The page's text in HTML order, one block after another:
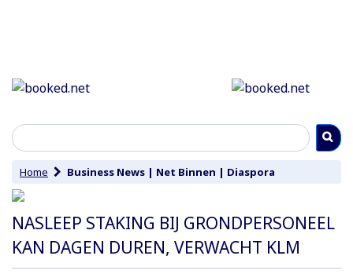
Home Business News | Net Binnen | Diaspora
NASLEEP STAKING BIJ GRONDPERSONEEL
KAN DAGEN DUREN, VERWACHT KLM